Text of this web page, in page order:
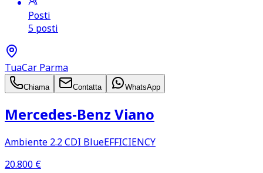
Posti
5 posti
TuaCar Parma
Chiama Contatta WhatsApp
Mercedes‑Benz Viano
Ambiente 2.2 CDI BlueEFFICIENCY
20.800 €